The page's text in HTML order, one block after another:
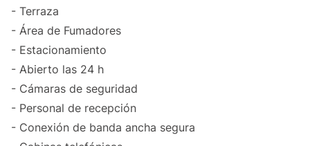
- Terraza
- Área de Fumadores
- Estacionamiento
- Abierto las 24 h
- Cámaras de seguridad
- Personal de recepción
- Conexión de banda ancha segura